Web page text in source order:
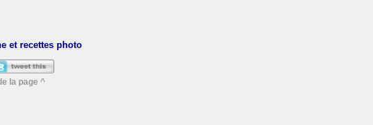
et recettes photo
la page ^